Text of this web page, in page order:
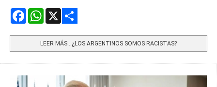
FacebookWhatsApp
LEER MÁS…¿LOS ARGENTINOS SOMOS RACISTAS?